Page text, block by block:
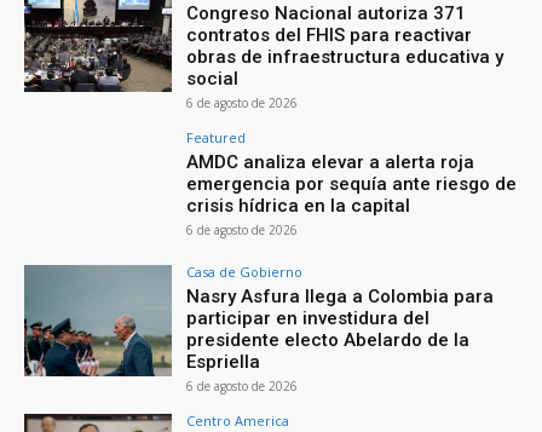
Congreso Nacional autoriza 371
contratos del FHIS para reactivar
obras de infraestructura educativa y
social
6 de agosto de 2026
Featured
AMDC analiza elevar a alerta roja
emergencia por sequía ante riesgo de
crisis hídrica en la capital
6 de agosto de 2026
Casa de Gobierno
Nasry Asfura llega a Colombia para
participar en investidura del
presidente electo Abelardo de la
Espriella
6 de agosto de 2026
Centro America